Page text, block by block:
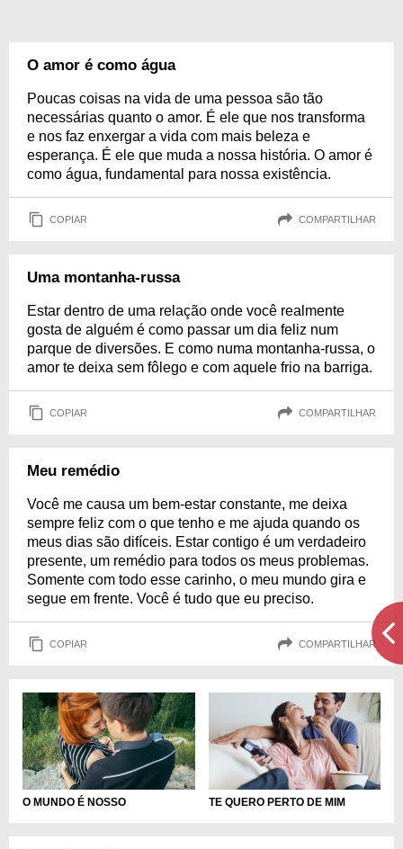
O amor é como água
Poucas coisas na vida de uma pessoa são tão
necessárias quanto o amor. É ele que nos transforma
e nos faz enxergar a vida com mais beleza e
esperança. É ele que muda a nossa história. O amor é
como água, fundamental para nossa existência.
COPIAR COMPARTILHAR
Uma montanha-russa
Estar dentro de uma relação onde você realmente
gosta de alguém é como passar um dia feliz num
parque de diversões. E como numa montanha-russa, o
amor te deixa sem fôlego e com aquele frio na barriga.
COPIAR COMPARTILHAR
Meu remédio
Você me causa um bem-estar constante, me deixa
sempre feliz com o que tenho e me ajuda quando os
meus dias são difíceis. Estar contigo é um verdadeiro
presente, um remédio para todos os meus problemas.
Somente com todo esse carinho, o meu mundo gira e
segue em frente. Você é tudo que eu preciso.
COPIAR COMPARTILHAR
O MUNDO É NOSSO TE QUERO PERTO DE MIM